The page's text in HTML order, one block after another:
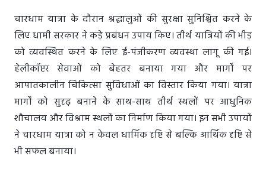
चारधाम यात्रा के दौरान श्रद्धालुओं की सुरक्षा सुनिश्चित करने के
लिए धामी सरकार ने कड़े प्रबंधन उपाय किए। तीर्थ यात्रियों की भीड़
को व्यवस्थित करने के लिए ई-पंजीकरण व्यवस्था लागू की गई।
हेलीकॉप्टर सेवाओं को बेहतर बनाया गया और मार्गों पर
आपातकालीन चिकित्सा सुविधाओं का विस्तार किया गया। यात्रा
मार्गों को सुदृढ़ बनाने के साथ-साथ तीर्थ स्थलों पर आधुनिक
शौचालय और विश्राम स्थलों का निर्माण किया गया। इन सभी उपायों
ने चारधाम यात्रा को न केवल धार्मिक दृष्टि से बल्कि आर्थिक दृष्टि से
भी सफल बनाया।